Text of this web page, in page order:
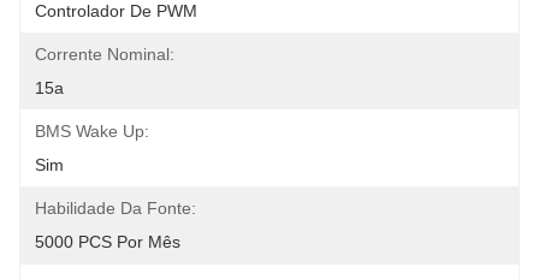
Controlador De PWM
Corrente Nominal:
15a
BMS Wake Up:
Sim
Habilidade Da Fonte:
5000 PCS Por Mês